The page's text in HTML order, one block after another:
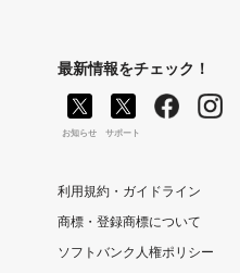
最新情報をチェック！
お知らせ サポート
利用規約・ガイドライン
商標・登録商標について
ソフトバンク人権ポリシー